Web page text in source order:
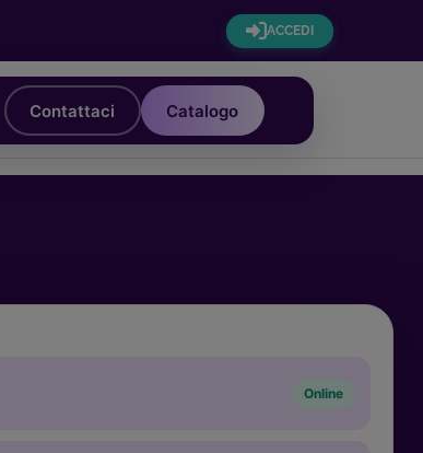
ACCEDI
Contattaci Catalogo
Online